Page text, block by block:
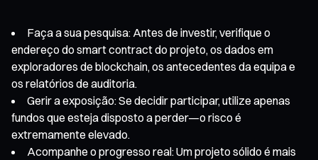
Faça a sua pesquisa: Antes de investir, verifique o
endereço do smart contract do projeto, os dados em
exploradores de blockchain, os antecedentes da equipa e
os relatórios de auditoria.
Gerir a exposição: Se decidir participar, utilize apenas
fundos que esteja disposto a perder—o risco é
extremamente elevado.
Acompanhe o progresso real: Um projeto sólido é mais